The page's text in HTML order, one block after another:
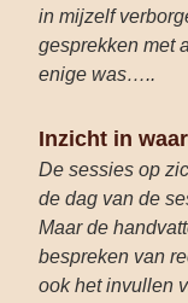
in mijzelf
gesprekken met
enige was…..
Inzicht in
De sessies op
de dag van de
Maar de
bespreken van
ook het invullen